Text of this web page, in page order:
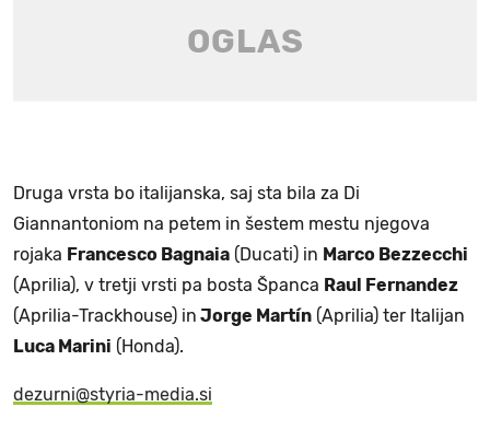
Druga vrsta bo italijanska, saj sta bila za Di
Giannantoniom na petem in šestem mestu njegova
rojaka Francesco Bagnaia (Ducati) in Marco Bezzecchi
(Aprilia), v tretji vrsti pa bosta Španca Raul Fernandez
(Aprilia-Trackhouse) in Jorge Martín (Aprilia) ter Italijan
Luca Marini (Honda).
dezurni@styria-media.si